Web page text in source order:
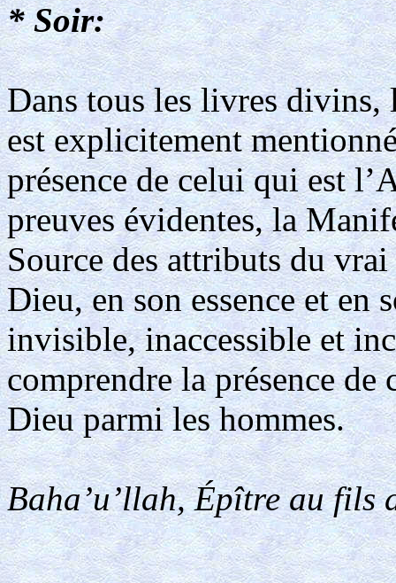
* Soir:
Dans tous les livres divins,
est explicitement
présence de celui qui est
preuves évidentes, la
Source des attributs du
Dieu, en son essence et en
invisible, inaccessible et
comprendre la présence
Dieu parmi les hommes.
Baha’u’llah, Épître au fils